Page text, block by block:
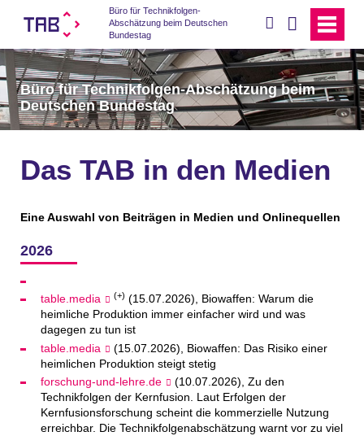
Büro für Technikfolgen-
Abschätzung beim Deutschen
Bundestag
Büro für Technikfolgen-Abschätzung beim
Deutschen Bundestag
Das TAB in den Medien
Eine Auswahl von Beiträgen in Medien und Onlinequellen
2026
table.media (+) (15.07.2026), Biowaffen: Warum die
heimliche Produktion immer einfacher wird und was
dagegen zu tun ist
table.media
(15.07.2026), Biowaffen: Das Risiko einer
heimlichen Produktion steigt stetig
forschung-und-lehre.de
(10.07.2026), Zu den
Technikfolgen der Kernfusion. Laut Erfolgen der
Kernfusionsforschung scheint die kommerzielle Nutzung
erreichbar. Die Technikfolgenabschätzung warnt vor zu viel